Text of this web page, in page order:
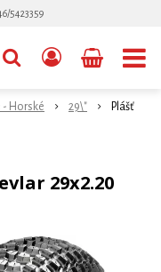
5423359
- Horské 29\"
Plášť
29x2.20